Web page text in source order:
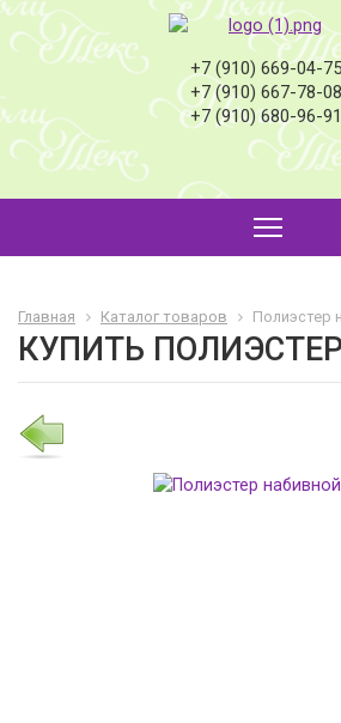
+7 (910) 669-04-75
+7 (910) 667-78-08
+7 (910) 680-96-91
Главная Каталог товаров Полиэстер
КУПИТЬ